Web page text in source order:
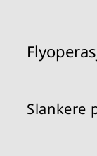
Slankere
Fjerner